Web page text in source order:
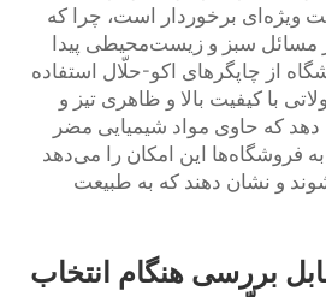
ویژه‌ای برخوردار است، چرا که
مسائل سبز و زیست‌محیطی پیدا
از چاپگرهای اکو-حلّال استفاده
با کیفیت بالا و ظاهری تیز و
دهد که حاوی مواد شیمیایی مضر
فروشگاه‌ها این امکان را می‌دهد
شوند و نشان دهند که به طبیعت
بررسی هنگام انتخاب